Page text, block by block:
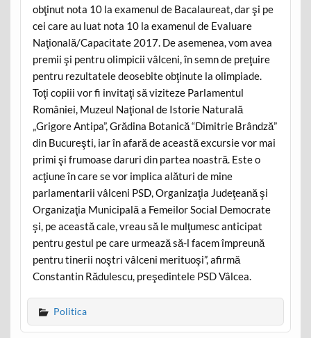
obţinut nota 10 la examenul de Bacalaureat, dar şi pe
cei care au luat nota 10 la examenul de Evaluare
Naţională/Capacitate 2017. De asemenea, vom avea
premii şi pentru olimpicii vâlceni, în semn de preţuire
pentru rezultatele deosebite obţinute la olimpiade.
Toţi copiii vor fi invitaţi să viziteze Parlamentul
României, Muzeul Naţional de Istorie Naturală
„Grigore Antipa”, Grădina Botanică “Dimitrie Brândză”
din Bucureşti, iar în afară de această excursie vor mai
primi şi frumoase daruri din partea noastră. Este o
acţiune în care se vor implica alături de mine
parlamentarii vâlceni PSD, Organizaţia Judeţeană şi
Organizaţia Municipală a Femeilor Social Democrate
şi, pe această cale, vreau să le mulţumesc anticipat
pentru gestul pe care urmează să-l facem împreună
pentru tinerii noştri vâlceni merituoşi”, afirmă
Constantin Rădulescu, preşedintele PSD Vâlcea.
Politica